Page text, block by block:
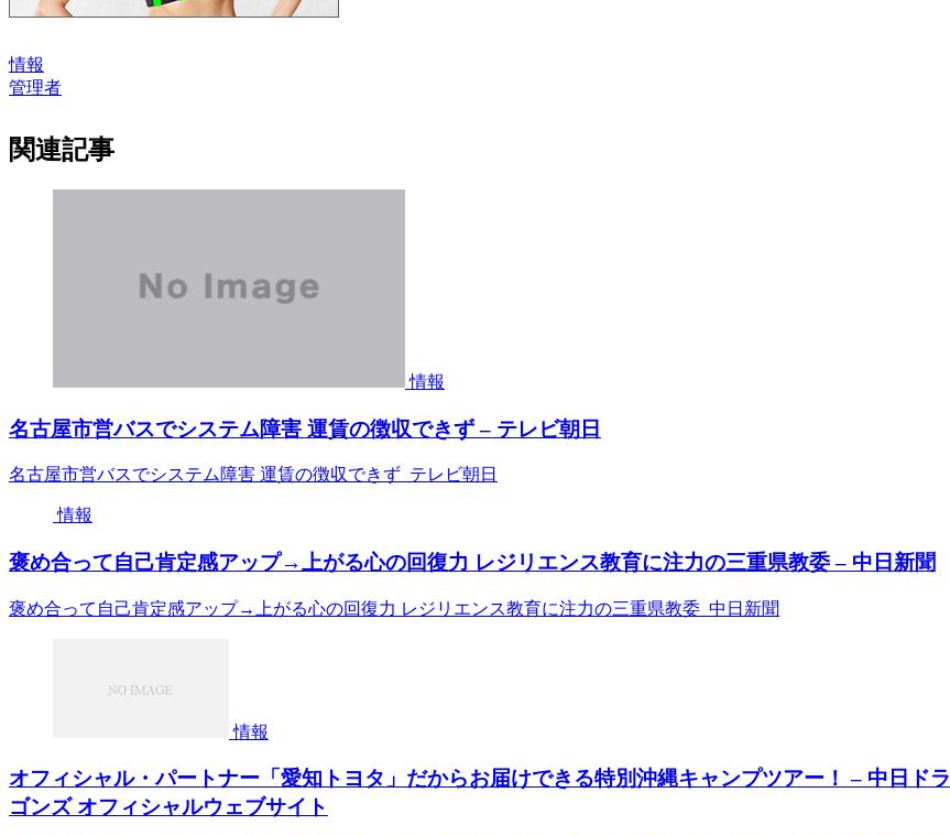
情報
管理者
関連記事
情報
名古屋市営バスでシステム障害 運賃の徴収できず – テレビ朝日
名古屋市営バスでシステム障害 運賃の徴収できず テレビ朝日
情報
褒め合って自己肯定感アップ→上がる心の回復力 レジリエンス教育に注力の三重県教委 – 中日新聞
褒め合って自己肯定感アップ→上がる心の回復力 レジリエンス教育に注力の三重県教委 中日新聞
情報
オフィシャル・パートナー「愛知トヨタ」だからお届けできる特別沖縄キャンプツアー！ – 中日ドラ
ゴンズ オフィシャルウェブサイト